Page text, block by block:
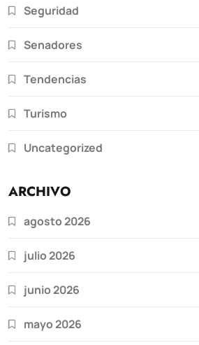
Seguridad
Senadores
Tendencias
Turismo
Uncategorized
ARCHIVO
agosto 2026
julio 2026
junio 2026
mayo 2026